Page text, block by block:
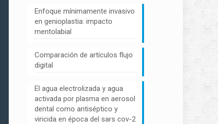
Enfoque mínimamente invasivo
en genioplastia: impacto
mentolabial
Comparación de artículos flujo
digital
El agua electrolizada y agua
activada por plasma en aerosol
dental como antiséptico y
viricida en época del sars cov-2